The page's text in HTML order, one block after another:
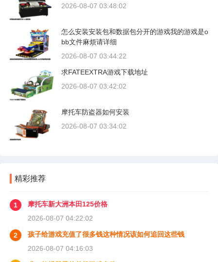
2026-08-07 03:48:02
怎么安装安装包和数据包分开的游戏我的游戏是o
bb文件麻烦请详细
2026-08-07 03:44:22
求FATEEXTRA游戏下载地址
2026-08-07 03:42:02
摩托车防盗器如何安装
2026-08-07 03:34:02
精彩推荐
1
摩托车新大洲本田125价格
2026-08-07 04:22:02
2
孩子给游戏充值了很多钱这种情况该如何追回这些钱
2026-08-07 04:16:03